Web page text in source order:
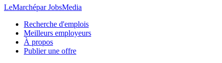
LeMarchépar JobsMedia
Recherche d'emplois
Meilleurs employeurs
À propos
Publier une offre